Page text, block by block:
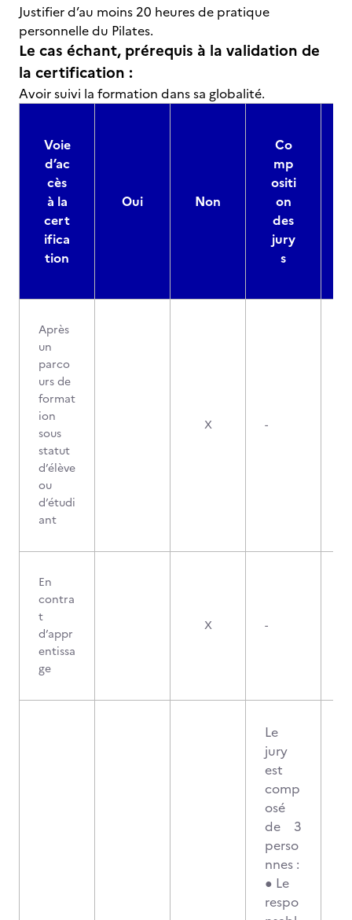
Justifier d’au moins 20 heures de pratique
personnelle du Pilates.
Le cas échant, prérequis à la validation de
la certification :
Avoir suivi la formation dans sa globalité.
Voie
d’ac
cès
à la
cert
ifica
tion
Oui Non
Co
mp
ositi
on
des
jury
s
Après
un
parco
urs de
format
ion
sous
statut
d’élève
ou
d’étudi
ant
X -
En
contra
t
d’appr
entissa
ge
X -
Le
jury
est
comp
osé
de 3
perso
nnes :
● Le
respo